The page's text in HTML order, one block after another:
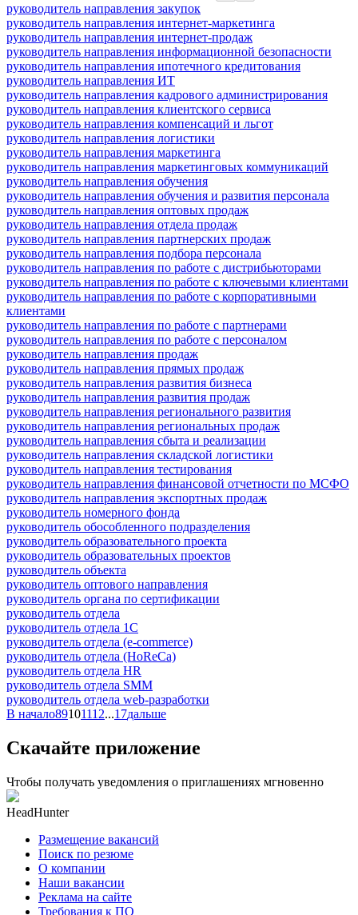
руководитель направления закупок
руководитель направления интернет-маркетинга
руководитель направления интернет-продаж
руководитель направления информационной безопасности
руководитель направления ипотечного кредитования
руководитель направления ИТ
руководитель направления кадрового администрирования
руководитель направления клиентского сервиса
руководитель направления компенсаций и льгот
руководитель направления логистики
руководитель направления маркетинга
руководитель направления маркетинговых коммуникаций
руководитель направления обучения
руководитель направления обучения и развития персонала
руководитель направления оптовых продаж
руководитель направления отдела продаж
руководитель направления партнерских продаж
руководитель направления подбора персонала
руководитель направления по работе с дистрибьюторами
руководитель направления по работе с ключевыми клиентами
руководитель направления по работе с корпоративными
клиентами
руководитель направления по работе с партнерами
руководитель направления по работе с персоналом
руководитель направления продаж
руководитель направления прямых продаж
руководитель направления развития бизнеса
руководитель направления развития продаж
руководитель направления регионального развития
руководитель направления региональных продаж
руководитель направления сбыта и реализации
руководитель направления складской логистики
руководитель направления тестирования
руководитель направления финансовой отчетности по МСФО
руководитель направления экспортных продаж
руководитель номерного фонда
руководитель обособленного подразделения
руководитель образовательного проекта
руководитель образовательных проектов
руководитель объекта
руководитель оптового направления
руководитель органа по сертификации
руководитель отдела
руководитель отдела 1С
руководитель отдела (e-commerce)
руководитель отдела (HoReCa)
руководитель отдела HR
руководитель отдела SMM
руководитель отдела web-разработки
В начало89101112...17дальше
Скачайте приложение
Чтобы получать уведомления о приглашениях мгновенно
HeadHunter
Размещение вакансий
Поиск по резюме
О компании
Наши вакансии
Реклама на сайте
Требования к ПО